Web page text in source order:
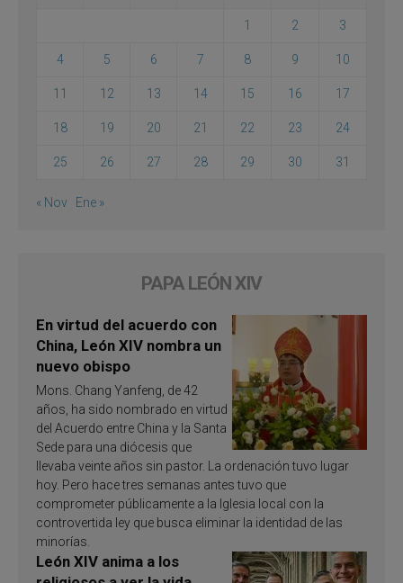
1 2 3
4 5 6 7 8 9 10
11 12 13 14 15 16 17
18 19 20 21 22 23 24
25 26 27 28 29 30 31
« Nov Ene »
PAPA LEÓN XIV
En virtud del acuerdo con
China, León XIV nombra un
nuevo obispo
Mons. Chang Yanfeng, de 42
años, ha sido nombrado en virtud
del Acuerdo entre China y la Santa
Sede para una diócesis que
llevaba veinte años sin pastor. La ordenación tuvo lugar
hoy. Pero hace tres semanas antes tuvo que
comprometer públicamente a la Iglesia local con la
controvertida ley que busca eliminar la identidad de las
minorías.
León XIV anima a los